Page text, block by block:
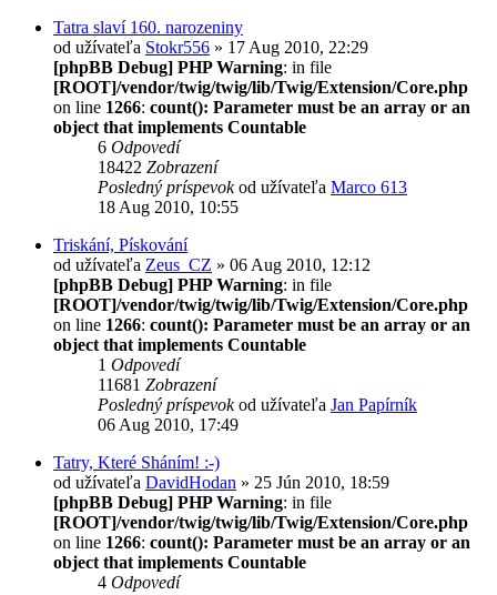
Tatra slaví 160. narozeniny
od užívateľa Stokr556 » 17 Aug 2010, 22:29
[phpBB Debug] PHP Warning: in file
[ROOT]/vendor/twig/twig/lib/Twig/Extension/Core.php
on line 1266: count(): Parameter must be an array or an
object that implements Countable
6 Odpovedí
18422 Zobrazení
Posledný príspevokod užívateľa Marco 613
18 Aug 2010, 10:55
Triskání, Pískování
od užívateľa Zeus_CZ » 06 Aug 2010, 12:12
[phpBB Debug] PHP Warning: in file
[ROOT]/vendor/twig/twig/lib/Twig/Extension/Core.php
on line 1266: count(): Parameter must be an array or an
object that implements Countable
1 Odpovedí
11681 Zobrazení
Posledný príspevokod užívateľa Jan Papírník
06 Aug 2010, 17:49
Tatry, Které Sháním! :-)
od užívateľa DavidHodan » 25 Jún 2010, 18:59
[phpBB Debug] PHP Warning: in file
[ROOT]/vendor/twig/twig/lib/Twig/Extension/Core.php
on line 1266: count(): Parameter must be an array or an
object that implements Countable
4 Odpovedí